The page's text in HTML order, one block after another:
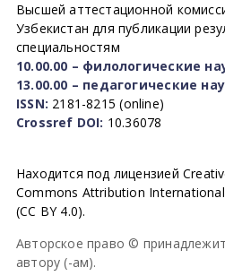
Высшей аттестационной
Узбекистан для публикации
специальностям
10.00.00 – филологические
13.00.00 – педагогические
ISSN: 2181-8215 (online)
Crossref DOI: 10.36078
Находится под лицензией
Commons Attribution
(CC BY 4.0).
Авторское право © принадлежит
автору (-ам).